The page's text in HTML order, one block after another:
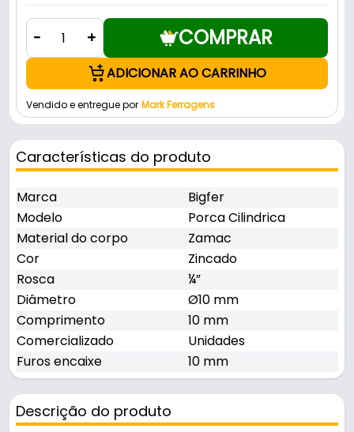
- + COMPRAR
ADICIONAR AO CARRINHO
Vendido e entregue por Mark Ferragens
Características do produto
Marca
Bigfer
Modelo
Porca Cilindrica
Material do corpo
Zamac
Cor
Zincado
Rosca
¼”
Diâmetro
Ø10 mm
Comprimento
10 mm
Comercializado
Unidades
Furos encaixe
10 mm
Descrição do produto